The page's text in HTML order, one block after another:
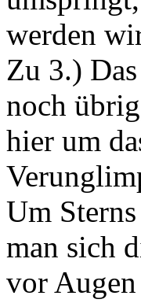
werden
Zu 3.)
noch
hier um
Um
man sich
vor